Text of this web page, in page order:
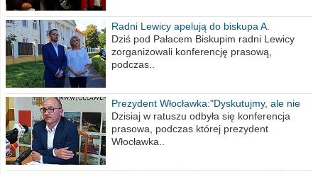
Radni Lewicy apelują do biskupa A.
Wiesława Meringa
Dziś pod Pałacem Biskupim radni Lewicy
zorganizowali konferencję prasową,
podczas..
Prezydent Włocławka:"Dyskutujmy, ale nie
obrażajmy się”
Dzisiaj w ratuszu odbyła się konferencja
prasowa, podczas której prezydent
Włocławka..